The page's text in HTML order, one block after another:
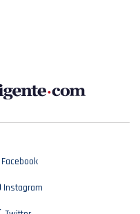
Facebook
Instagram